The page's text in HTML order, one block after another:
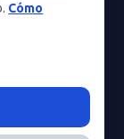
Cómo